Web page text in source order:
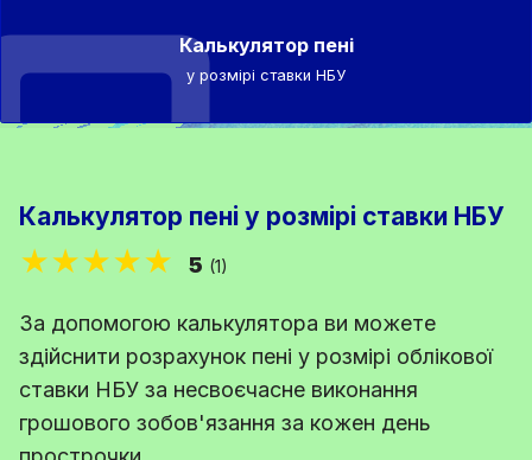
Калькулятор пені
у розмірі ставки НБУ
Калькулятор пені у розмірі ставки НБУ
★★★★★ 5 (1)
За допомогою калькулятора ви можете
здійснити розрахунок пені у розмірі облікової
ставки НБУ за несвоєчасне виконання
грошового зобов'язання за кожен день